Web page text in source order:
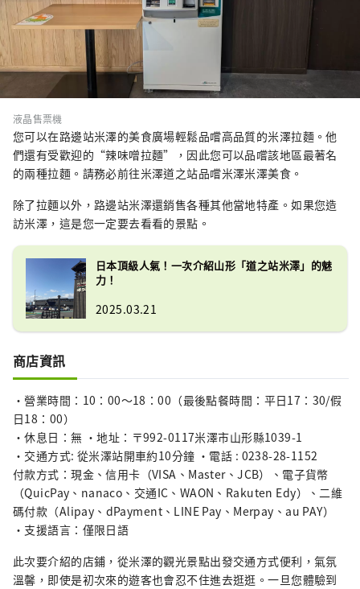
液晶售票機
您可以在路邊站米澤的美食廣場輕鬆品嚐高品質的米澤拉麵。他
們還有受歡迎的“辣味噌拉麵”，因此您可以品嚐該地區最著名
的兩種拉麵。請務必前往米澤道之站品嚐米澤米澤美食。
除了拉麵以外，路邊站米澤還銷售各種其他當地特產。如果您造
訪米澤，這是您一定要去看看的景點。
日本頂級人氣！一次介紹山形「道之站米澤」的魅
力！
2025.03.21
商店資訊
・營業時間：10：00～18：00（最後點餐時間：平日17：30/假
日18：00）
・休息日：無 ・地址：〒992-0117米澤市山形縣1039-1
・交通方式: 從米澤站開車約10分鐘 ・電話 : 0238-28-1152
付款方式：現金、信用卡（VISA、Master、JCB）、電子貨幣
（QuicPay、nanaco、交通IC、WAON、Rakuten Edy）、二維
碼付款（Alipay、dPayment、LINE Pay、Merpay、au PAY）
・支援語言：僅限日語
此次要介紹的店鋪，從米澤的觀光景點出發交通方式便利，氣氛
溫馨，即使是初次來的遊客也會忍不住進去逛逛。一旦您體驗到